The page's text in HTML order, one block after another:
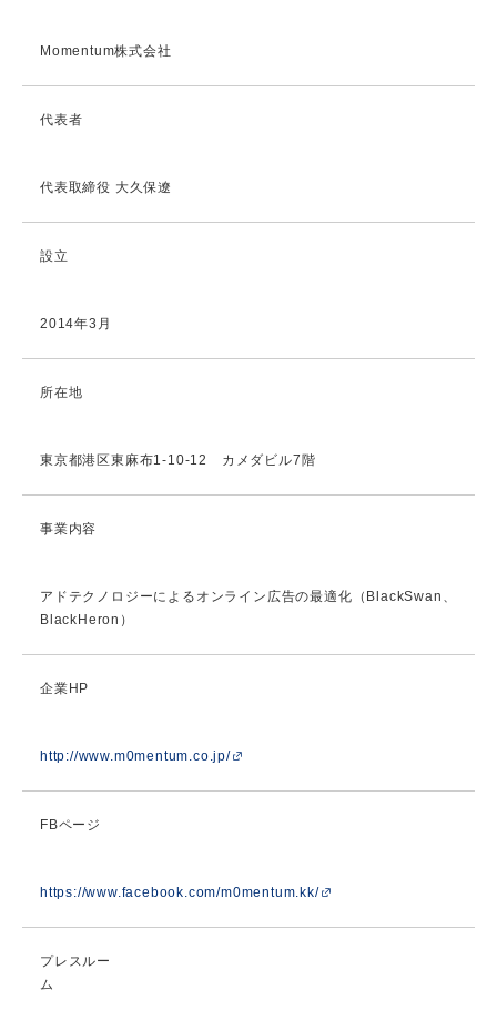
Momentum株式会社
代表者
代表取締役 大久保遼
設立
2014年3月
所在地
東京都港区東麻布1-10-12 カメダビル7階
事業内容
アドテクノロジーによるオンライン広告の最適化（BlackSwan、
BlackHeron）
企業HP
http://www.m0mentum.co.jp/
FBページ
https://www.facebook.com/m0mentum.kk/
プレスルー
ム